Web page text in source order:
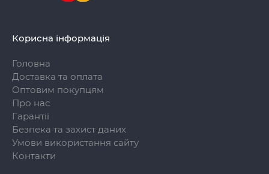
Корисна інформація
Головна
Доставка та оплата
Оптовим покупцям
Про нас
Гарантії
Безпека та захист даних
Умови використання сайту
Контакти